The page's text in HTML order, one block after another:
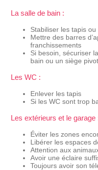
La salle de bain :
Stabiliser les tapis
Mettre des barres
franchissements
Si besoin, sécuriser
bain ou un siège
Les WC :
Enlever les tapis
Si les WC sont trop
Les extérieurs et le garage
Éviter les zones
Libérer les espaces
Attention aux
Avoir une éclaire
Toujours avoir son